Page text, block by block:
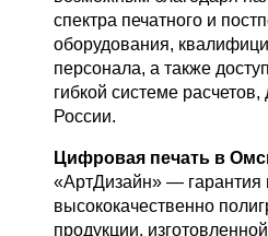
спектра печатного и
оборудования,
персонала, а также
гибкой системе расчетов,
России.
Цифровая печать в
«АртДизайн» — гарантия
высококачественно
продукции,